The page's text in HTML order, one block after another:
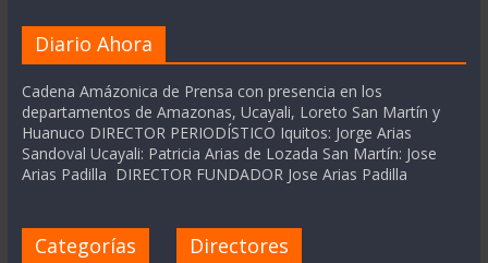
Diario Ahora
Cadena Amázonica de Prensa con presencia en los
departamentos de Amazonas, Ucayali, Loreto San Martín y
Huanuco DIRECTOR PERIODÍSTICO Iquitos: Jorge Arias
Sandoval Ucayali: Patricia Arias de Lozada San Martín: Jose
Arias Padilla DIRECTOR FUNDADOR Jose Arias Padilla
Categorías Directores